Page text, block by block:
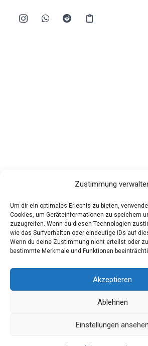
Zustimmung
Um dir ein optimales Erlebnis zu bieten,
Cookies, um Geräteinformationen zu speichern
zuzugreifen. Wenn du diesen Technologien
wie das Surfverhalten oder eindeutige IDs auf
Wenn du deine Zustimmung nicht erteilst oder
bestimmte Merkmale und Funktionen
Akzeptieren
Ablehnen
Einstellungen ansehen
Datenschutz